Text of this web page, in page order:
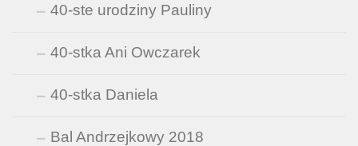
40-ste urodziny Pauliny
40-stka Ani Owczarek
40-stka Daniela
Bal Andrzejkowy 2018